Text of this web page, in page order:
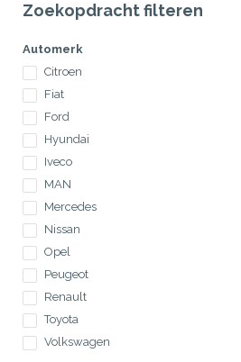
Zoekopdracht filteren
Automerk
Citroen
Fiat
Ford
Hyundai
Iveco
MAN
Mercedes
Nissan
Opel
Peugeot
Renault
Toyota
Volkswagen